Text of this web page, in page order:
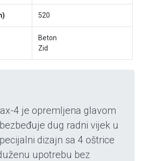
520
Beton
Zid
4 je opremljena glavom
dug radni vijek u
dizajn sa 4 oštrice
upotrebu bez